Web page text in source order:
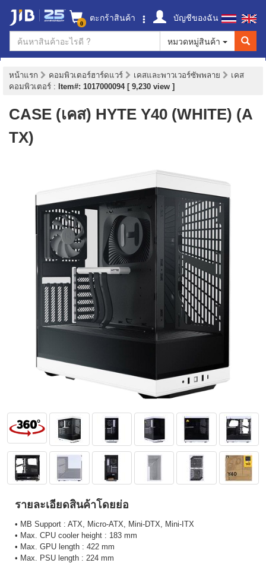
0 ตะกร้าสินค้า
บัญชีของฉัน
หมวดหมู่สินค้า
หน้าแรก คอมพิวเตอร์ฮาร์ดแวร์ เคสและพาวเวอร์ซัพพลาย
เคส
คอมพิวเตอร์ : Item#: 1017000094 [ 9,230 view ]
CASE (เคส) HYTE Y40 (WHITE) (A
TX)
รายละเอียดสินค้าโดยย่อ
• MB Support : ATX, Micro-ATX, Mini-DTX, Mini-ITX
• Max. CPU cooler height : 183 mm
• Max. GPU length : 422 mm
• Max. PSU length : 224 mm